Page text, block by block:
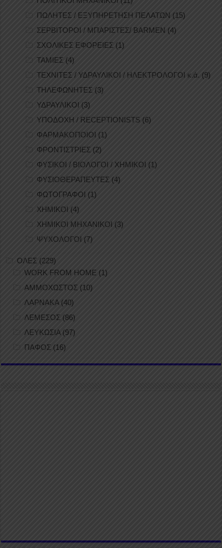
ΠΩΛΗΤΕΣ / ΕΞΥΠΗΡΕΤΗΣΗ ΠΕΛΑΤΩΝ (15)
ΣΕΡΒΙΤΟΡΟΙ / ΜΠΑΡΙΣΤΕΣ/ BARMEN (4)
ΣΧΟΛΙΚΕΣ ΕΦΟΡΕΙΕΣ (1)
ΤΑΜΙΕΣ (4)
ΤΕΧΝΙΤΕΣ / ΥΔΡΑΥΛΙΚΟΙ / ΗΛΕΚΤΡΟΛΟΓΟΙ κ.ά. (9)
ΤΗΛΕΦΩΝΗΤΕΣ (3)
ΥΔΡΑΥΛΙΚΟΙ (3)
ΥΠΟΔΟΧΗ / RECEPTIONISTS (6)
ΦΑΡΜΑΚΟΠΟΙΟΙ (1)
ΦΡΟΝΤΙΣΤΡΙΕΣ (2)
ΦΥΣΙΚΟΙ / ΒΙΟΛΟΓΟΙ / ΧΗΜΙΚΟΙ (1)
ΦΥΣΙΟΘΕΡΑΠΕΥΤΕΣ (4)
ΦΩΤΟΓΡΑΦΟΙ (1)
ΧΗΜΙΚΟΙ (4)
ΧΗΜΙΚΟΙ ΜΗΧΑΝΙΚΟΙ (3)
ΨΥΧΟΛΟΓΟΙ (7)
ΟΛΕΣ (229)
WORK FROM HOME (1)
ΑΜΜΟΧΩΣΤΟΣ (10)
ΛΑΡΝΑΚΑ (40)
ΛΕΜΕΣΟΣ (86)
ΛΕΥΚΩΣΙΑ(97)
ΠΑΦΟΣ (16)